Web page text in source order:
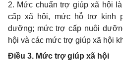
2. Mức chuẩn trợ giúp xã hội
cấp xã hội, mức hỗ trợ kinh
dưỡng; mức trợ cấp nuôi
hội và các mức trợ giúp xã hội
Điều 3. Mức trợ giúp xã hội